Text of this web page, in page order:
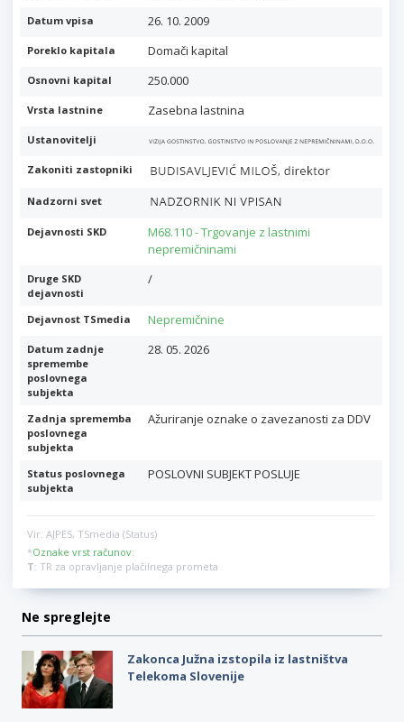
Datum vpisa 26. 10. 2009
Poreklo kapitala Domači kapital
Osnovni kapital 250.000
Vrsta lastnine Zasebna lastnina
Ustanovitelji
Zakoniti zastopniki
Nadzorni svet
Dejavnosti SKD
M68.110 - Trgovanje z lastnimi
nepremičninami
Druge SKD
dejavnosti
/
Dejavnost TSmedia Nepremičnine
Datum zadnje
spremembe
poslovnega
subjekta
28. 05. 2026
Zadnja sprememba
poslovnega
subjekta
Ažuriranje oznake o zavezanosti za DDV
Status poslovnega
subjekta
POSLOVNI SUBJEKT POSLUJE
Vir: AJPES, TSmedia (Status)
*Oznake vrst računov:
T: TR za opravljanje plačilnega prometa
Ne spreglejte
Zakonca Južna izstopila iz lastništva
Telekoma Slovenije